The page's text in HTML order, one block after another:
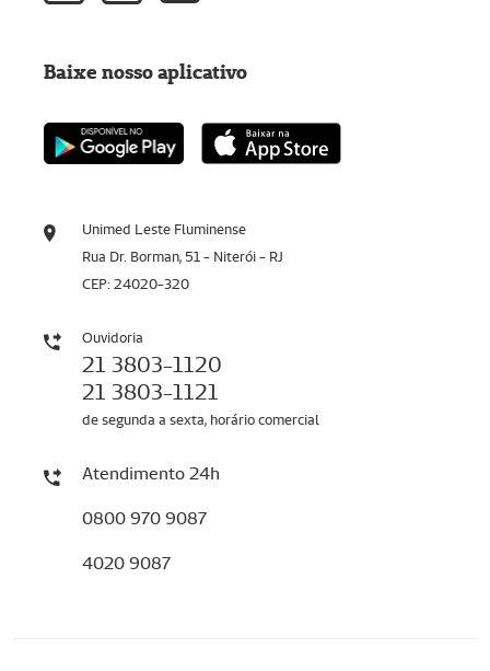
Unimed Leste Fluminense
Rua Dr. Borman, 51 - Niterói - RJ
CEP: 24020-320
Ouvidoria
21 3803-1120
21 3803-1121
de segunda a sexta, horário comercial
Atendimento 24h
0800 970 9087
4020 9087
Baixe nosso aplicativo